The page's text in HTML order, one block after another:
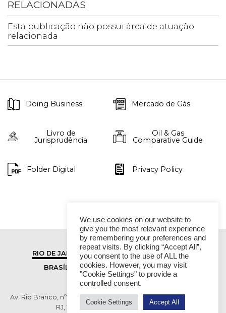
RELACIONADAS
Esta publicação não possui área de atuação
relacionada
Doing Business Mercado de Gás
Livro de
Jurisprudência
Oil & Gas
Comparative Guide
Folder Digital Privacy Policy
RIO DE JANEIRO
SÃO PAULO
BRASÍLIA
VITÓRIA
Av. Rio Branco, nº 01, 14º andar - Ed. RB1- Centro, Rio de Janeiro -
RJ, 20090-003 TEL (55 21) 2276 6200
We use cookies on our website to
give you the most relevant experience
by remembering your preferences and
repeat visits. By clicking “Accept All”,
you consent to the use of ALL the
cookies. However, you may visit
"Cookie Settings" to provide a
controlled consent.
Cookie Settings Accept All